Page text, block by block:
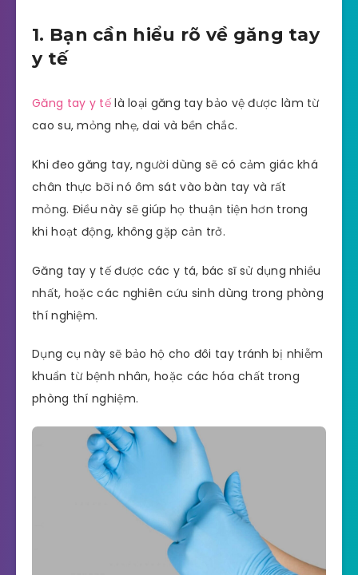
1. Bạn cần hiểu rõ về găng tay
y tế
Găng tay y tếlà loại găng tay bảo vệ được làm từ
cao su, mỏng nhẹ, dai và bền chắc.
Khi đeo găng tay, người dùng sẽ có cảm giác khá
chân thực bỡi nó ôm sát vào bàn tay và rất
mỏng. Điều này sẽ giúp họ thuận tiện hơn trong
khi hoạt động, không gặp cản trở.
Găng tay y tế được các y tá, bác sĩ sử dụng nhiều
nhất, hoặc các nghiên cứu sinh dùng trong phòng
thí nghiệm.
Dụng cụ này sẽ bảo hộ cho đôi tay tránh bị nhiễm
khuẩn từ bệnh nhân, hoặc các hóa chất trong
phòng thí nghiệm.